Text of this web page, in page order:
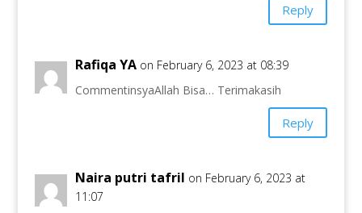
Reply
Rafiqa YA on February 6, 2023 at 08:39
CommentinsyaAllah Bisa… Terimakasih
Reply
Naira putri tafril on February 6, 2023 at
11:07